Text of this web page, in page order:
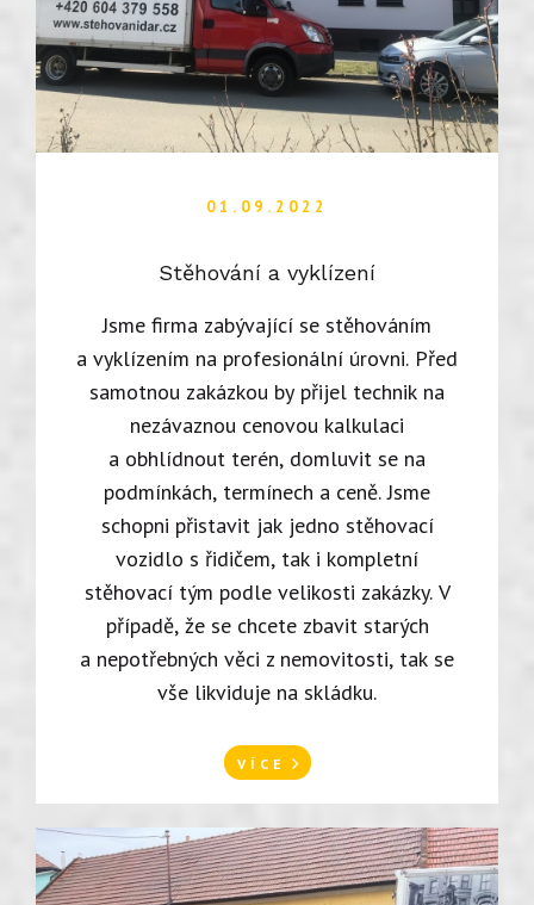
01.09.2022
Stěhování a vyklízení
Jsme firma zabývající se stěhováním
a vyklízením na profesionální úrovni. Před
samotnou zakázkou by přijel technik na
nezávaznou cenovou kalkulaci
a obhlídnout terén, domluvit se na
podmínkách, termínech a ceně. Jsme
schopni přistavit jak jedno stěhovací
vozidlo s řidičem, tak i kompletní
stěhovací tým podle velikosti zakázky. V
případě, že se chcete zbavit starých
a nepotřebných věci z nemovitosti, tak se
vše likviduje na skládku.
VÍCE